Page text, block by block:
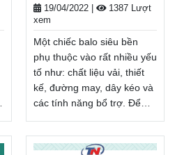
Túi xách–Vali đẹp.
FreeShip toàn quốc, Miễn
phí đổi trả hàng, Thanh
toán tiền khi nhận hàng.
Xem thêm
Balodep.shop
19/04/2022
1387 Lượt
xem
Một chiếc balo siêu bền
phụ thuộc vào rất nhiều yếu
tố như: chất liệu vải, thiết
kế, đường may, dây kéo và
các tính năng bổ trợ. Để
phù hợp với mục đích sử
dung của bạn thật không